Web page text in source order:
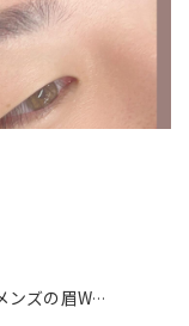
ンズの眉W…